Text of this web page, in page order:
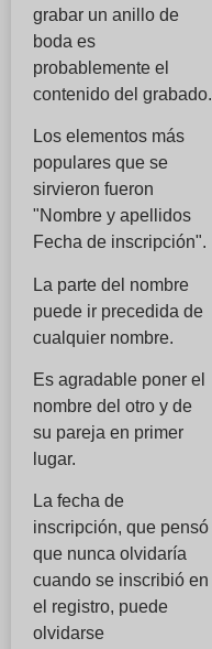
grabar un anillo de
boda es
probablemente el
contenido del grabado.
Los elementos más
populares que se
sirvieron fueron
"Nombre y apellidos
Fecha de inscripción".
La parte del nombre
puede ir precedida de
cualquier nombre.
Es agradable poner el
nombre del otro y de
su pareja en primer
lugar.
La fecha de
inscripción, que pensó
que nunca olvidaría
cuando se inscribió en
el registro, puede
olvidarse